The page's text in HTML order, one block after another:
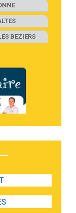
BEZIERS